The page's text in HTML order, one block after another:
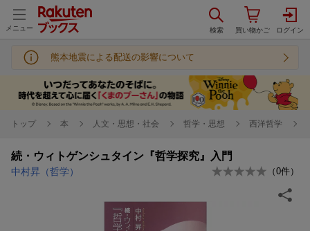
メニュー
熊本地震による配送の影響について
トップ 本 人文・思想・社会 哲学・思想 西洋哲学
続・ウィトゲンシュタイン『哲学探究』入門
中村昇（哲学） （0件）